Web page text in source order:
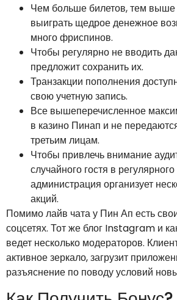
Чем больше билетов, тем выше
выиграть щедрое денежное
много фриспинов.
Чтобы регулярно не вводить
предложит сохранить их.
Транзакции пополнения
свою учетную запись.
Все вышеперечисленное
в казино Пинап и не
третьим лицам.
Чтобы привлечь внимание
случайного гостя в
администрация организует
акций.
Помимо лайв чата у Пин Ап есть
соцсетях. Тот же блог Instagram и
ведет несколько модераторов.
активное зеркало, загрузит
разъяснение по поводу условий